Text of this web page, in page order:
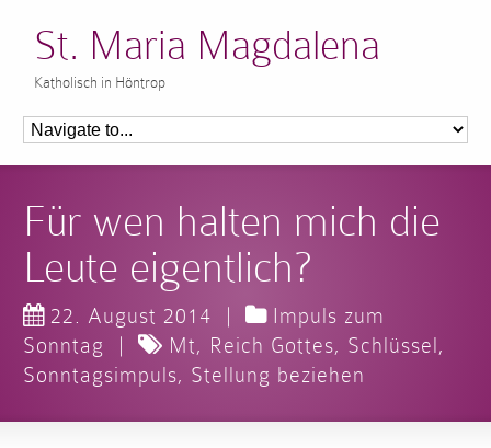
St. Maria Magdalena
Katholisch in Höntrop
Für wen halten mich die
Leute eigentlich?
22. August 2014 |
Impuls zum
Sonntag
| Mt, Reich Gottes, Schlüssel,
Sonntagsimpuls, Stellung beziehen